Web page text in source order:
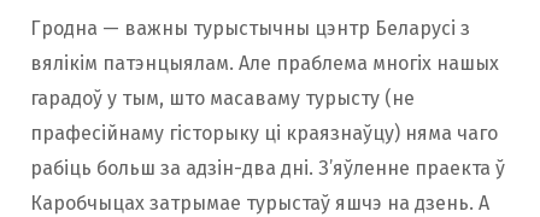
Гродна — важны турыстычны цэнтр Беларусі з
вялікім патэнцыялам. Але праблема многіх нашых
гарадоў у тым, што масаваму турысту (не
прафесійнаму гісторыку ці краязнаўцу) няма чаго
рабіць больш за адзін-два дні. З’яўленне праекта ў
Каробчыцах затрымае турыстаў яшчэ на дзень. А